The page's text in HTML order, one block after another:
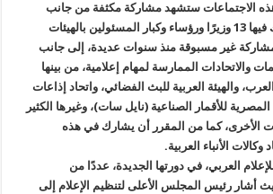
الاجتماعات ستشهد مشاركة مكثفة من جانب
الدول العربية؛ إذ يشارك فيها 13 وزيرًا ورؤساء وكبار المسئولين بالهيئات
مشاركة غير مسبوقة منذ سنوات عديدة، إلى جانب
والاتحادات الممارسة لمهام إعلامية، من بينها
والهيئة العربية للبث الفضائي، واتحاد إذاعات
المصرية للأقمار الصناعية (نايل سات)، وغيرها الكثير
الأخرى، كما من المقرر أن يشارك في هذه
الأنباء العربية.
العربي، في دورتها الجديدة، عددًا من
أشار رئيس المجلس الأعلى لتنظيم الإعلام إلى